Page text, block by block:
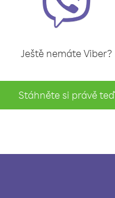
Ještě nemáte Viber?
Stáhněte si právě teď